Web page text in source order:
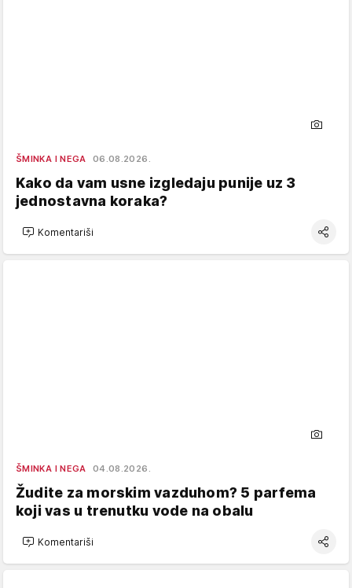
ŠMINKA I NEGA 06.08.2026.
Kako da vam usne izgledaju punije uz 3
jednostavna koraka?
Komentariši
ŠMINKA I NEGA 04.08.2026.
Žudite za morskim vazduhom? 5 parfema
koji vas u trenutku vode na obalu
Komentariši